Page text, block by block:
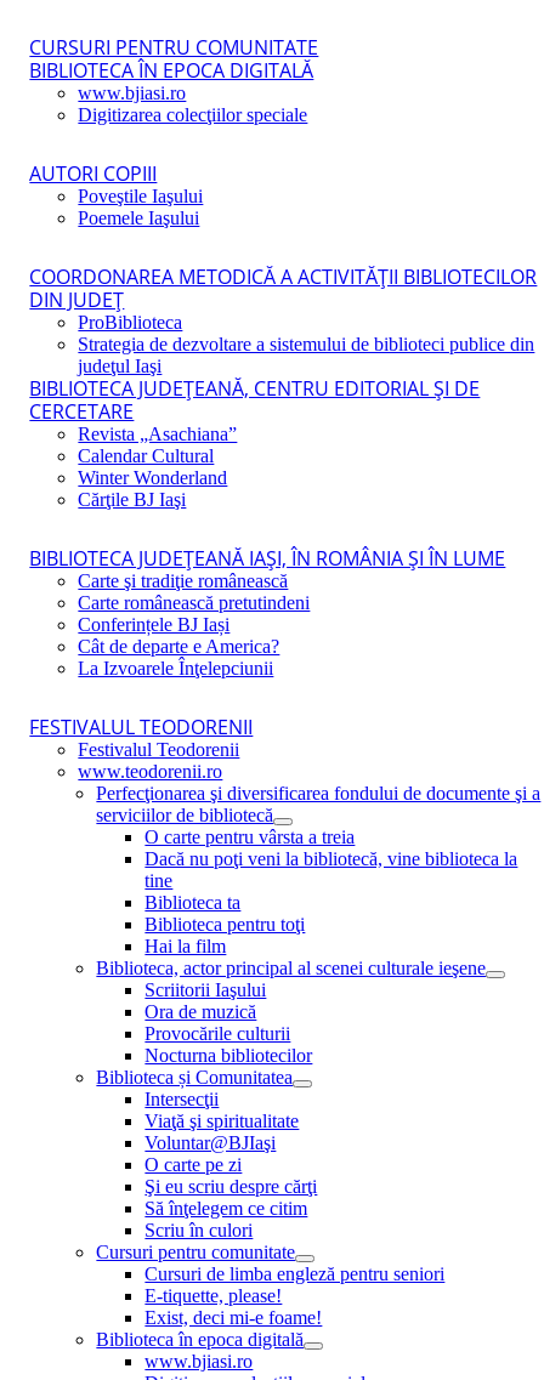
CURSURI PENTRU COMUNITATE
BIBLIOTECA ÎN EPOCA DIGITALĂ
www.bjiasi.ro
Digitizarea colecţiilor speciale
AUTORI COPIII
Poveştile Iaşului
Poemele Iaşului
COORDONAREA METODICĂ A ACTIVITĂŢII BIBLIOTECILOR
DIN JUDEŢ
ProBiblioteca
Strategia de dezvoltare a sistemului de biblioteci publice din
judeţul Iaşi
BIBLIOTECA JUDEŢEANĂ, CENTRU EDITORIAL ŞI DE
CERCETARE
Revista „Asachiana”
Calendar Cultural
Winter Wonderland
Cărţile BJ Iaşi
BIBLIOTECA JUDEŢEANĂ IAŞI, ÎN ROMÂNIA ŞI ÎN LUME
Carte şi tradiţie românească
Carte românească pretutindeni
Conferințele BJ Iași
Cât de departe e America?
La Izvoarele Înţelepciunii
FESTIVALUL TEODORENII
Festivalul Teodorenii
www.teodorenii.ro
Perfecţionarea şi diversificarea fondului de documente şi a
serviciilor de bibliotecă
O carte pentru vârsta a treia
Dacă nu poţi veni la bibliotecă, vine biblioteca la
tine
Biblioteca ta
Biblioteca pentru toţi
Hai la film
Biblioteca, actor principal al scenei culturale ieşene
Scriitorii Iaşului
Ora de muzică
Provocările culturii
Nocturna bibliotecilor
Biblioteca și Comunitatea
Intersecţii
Viaţă şi spiritualitate
Voluntar@BJIaşi
O carte pe zi
Şi eu scriu despre cărţi
Să înţelegem ce citim
Scriu în culori
Cursuri pentru comunitate
Cursuri de limba engleză pentru seniori
E-tiquette, please!
Exist, deci mi-e foame!
Biblioteca în epoca digitală
www.bjiasi.ro